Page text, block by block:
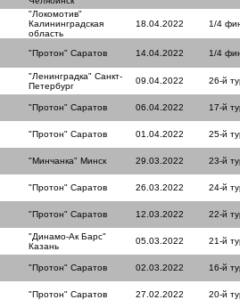
"Локомотив"
Калининградская
область
18.04.2022 1/4
"Протон" Саратов 14.04.2022 1/4
"Ленинградка" Санкт-
Петербург
09.04.2022 26-й
"Протон" Саратов 06.04.2022 17-й
"Протон" Саратов 01.04.2022 25-й
"Минчанка" Минск 29.03.2022 23-й
"Протон" Саратов 26.03.2022 24-й
"Протон" Саратов 12.03.2022 22-й
"Динамо-Ак Барс"
Казань
05.03.2022 21-й
"Протон" Саратов 02.03.2022 16-й
"Протон" Саратов 27.02.2022 20-й